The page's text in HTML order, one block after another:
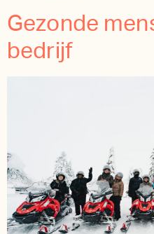
Gezonde
bedrijf